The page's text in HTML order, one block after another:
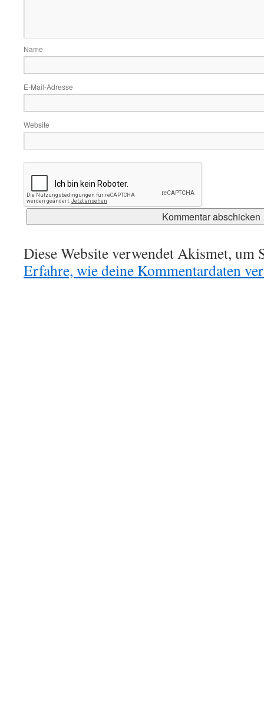
Name
E-Mail-Adresse
Website
Diese Website verwendet Akismet, um
Erfahre, wie deine Kommentardaten